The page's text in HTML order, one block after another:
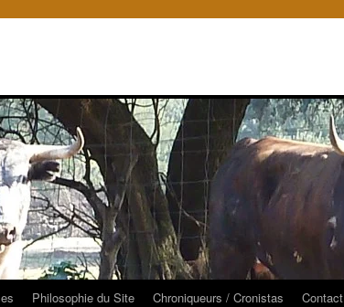
Philosophie du Site Chroniqueurs / Cronistas Contact